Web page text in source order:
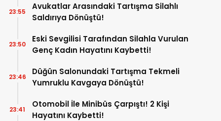
Avukatlar Arasındaki Tartışma Silahlı
Saldırıya Dönüştü!
23:55
Eski Sevgilisi Tarafından Silahla Vurulan
Genç Kadın Hayatını Kaybetti!
23:50
Düğün Salonundaki Tartışma Tekmeli
Yumruklu Kavgaya Dönüştü!
23:46
Otomobil İle Minibüs Çarpıştı! 2 Kişi
Hayatını Kaybetti!
23:41